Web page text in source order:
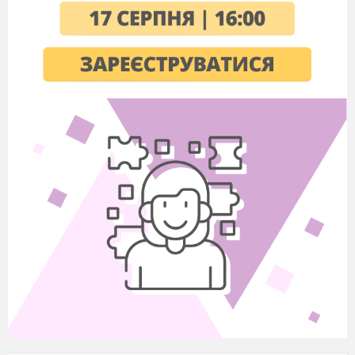
кудись відправляє... А в хаті злидні
несказанні...
Хлопчик:Женімо, Тарасе, отару! Поночіє...
Не пожену. Заночую отут під зорями в
Козаки мені часто сняться, особливо один, ста
резний і сивоусий.
Хлопчик:
Тоді добраніч, Тарасику! Я тобі
вранці хліба принесу!
Тарас вкладається під тополею, вкривається
свиткою, засинає. З глибини сцени виринає
старезний запорожець. У руках у нього дві
великі книги. Запорожець сідає коло Тараса,
гладить його по голові і сам до себе
Було колись - в Україні